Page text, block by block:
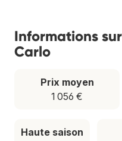
Informations
Carlo
Prix moyen
1 056 €
Haute saison